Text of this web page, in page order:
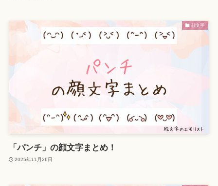
顔文字
「パンチ」の顔文字まとめ！
2025年11月26日